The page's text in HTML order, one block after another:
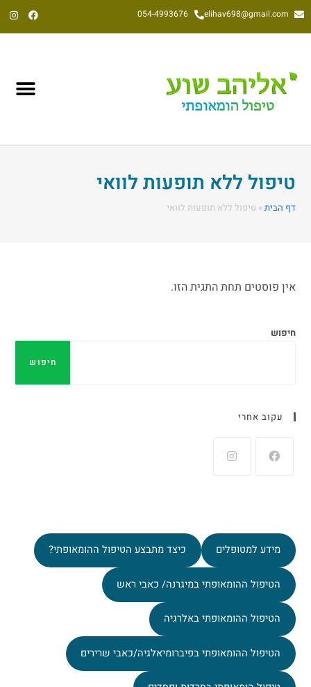
elihav698@gmail.com
054-4993676
טיפול ללא תופעות לוואי
דף הבית » טיפול ללא תופעות לוואי
אין פוסטים תחת התגית הזו.
חיפוש
חיפוש
עקוב אחרי
מידע למטופלים כיצד מתבצע הטיפול ההומאופתי?
הטיפול ההומאופתי במיגרנה/ כאבי ראש
הטיפול ההומאופתי באלרגיה
הטיפול ההומאופתי בפיברומיאלגיה/כאבי שרירים